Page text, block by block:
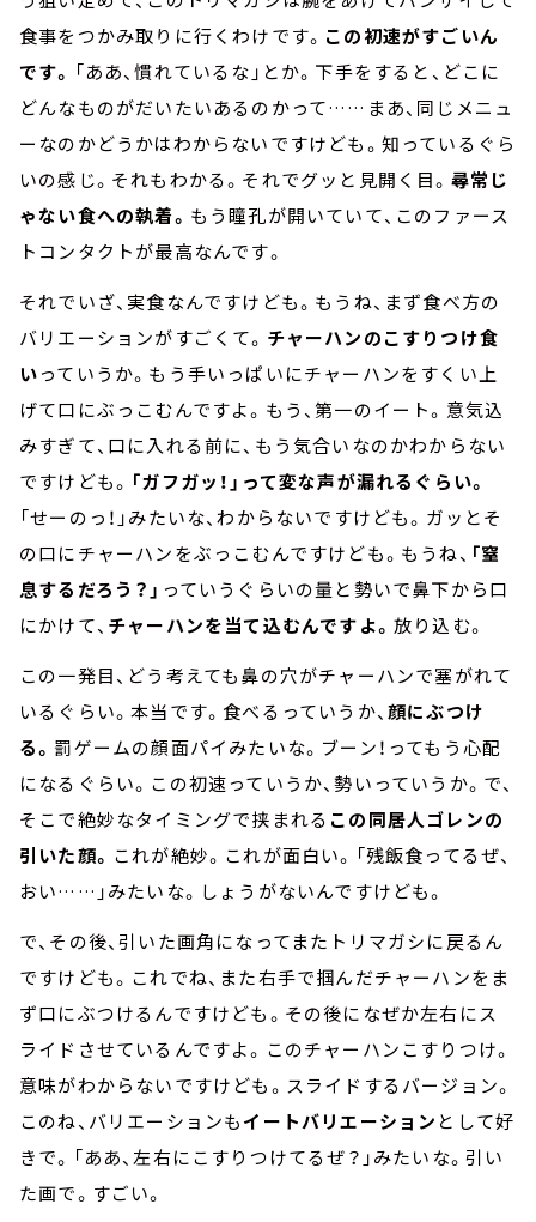
食事をつかみ取りに行くわけです。 この初速がすごいん
です。 「ああ、慣れているな」とか。下手をすると、どこに
どんなものがだいたいあるのかって……まあ、同じメニュ
ーなのかどうかはわからないですけども。知っているぐら
いの感じ。それもわかる。それでグッと見開く目。 尋常じ
ゃない食への執着。 もう瞳孔が開いていて、このファース
トコンタクトが最高なんです。
それでいざ、実食なんですけども。もうね、まず食べ方の
バリエーションがすごくて。 チャーハンのこすりつけ食
いっていうか。もう手いっぱいにチャーハンをすくい上
げて口にぶっこむんですよ。もう、第一のイート。意気込
みすぎて、口に入れる前に、もう気合いなのかわからない
ですけども。 「ガフガッ！」って変な声が漏れるぐらい。
「せーのっ！」みたいな、わからないですけども。ガッとそ
の口にチャーハンをぶっこむんですけども。もうね、 「窒
息するだろう？」 っていうぐらいの量と勢いで鼻下から口
にかけて、 チャーハンを当て込むんですよ。 放り込む。
この一発目、どう考えても鼻の穴がチャーハンで塞がれて
いるぐらい。本当です。食べるっていうか、 顔にぶつけ
る。 罰ゲームの顔面パイみたいな。ブーン！ってもう心配
になるぐらい。この初速っていうか、勢いっていうか。で、
そこで絶妙なタイミングで挟まれる この同居人ゴレンの
引いた顔。 これが絶妙。これが面白い。「残飯食ってるぜ、
おい……」みたいな。しょうがないんですけども。
で、その後、引いた画角になってまたトリマガシに戻るん
ですけども。これでね、また右手で掴んだチャーハンをま
ず口にぶつけるんですけども。その後になぜか左右にス
ライドさせているんですよ。このチャーハンこすりつけ。
意味がわからないですけども。スライドするバージョン。
このね、バリエーションもイートバリエーション として好
きで。「ああ、左右にこすりつけてるぜ？」みたいな。引い
た画で。すごい。